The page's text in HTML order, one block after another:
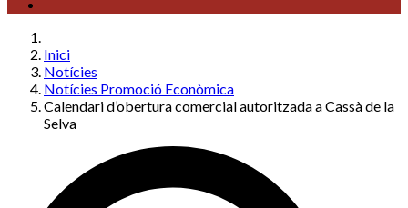
Inici
Notícies
Notícies Promoció Econòmica
Calendari d’obertura comercial autoritzada a Cassà de la
Selva